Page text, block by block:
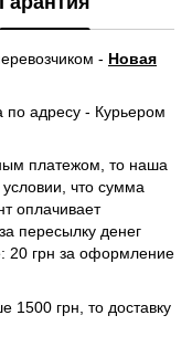
- Новая
по адресу - Курьером
платежом, то наша
что сумма
оплачивает
пересылку денег
20 грн за оформление
1500 грн, то доставку